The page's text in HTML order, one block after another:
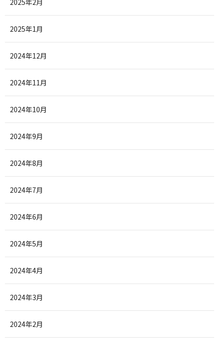
2025年2月
2025年1月
2024年12月
2024年11月
2024年10月
2024年9月
2024年8月
2024年7月
2024年6月
2024年5月
2024年4月
2024年3月
2024年2月